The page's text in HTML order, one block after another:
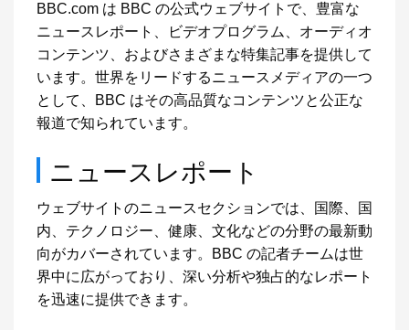
BBC.com は BBC の公式ウェブサイトで、豊富な
ニュースレポート、ビデオプログラム、オーディオ
コンテンツ、およびさまざまな特集記事を提供して
います。世界をリードするニュースメディアの一つ
として、BBC はその高品質なコンテンツと公正な
報道で知られています。
ニュースレポート
ウェブサイトのニュースセクションでは、国際、国
内、テクノロジー、健康、文化などの分野の最新動
向がカバーされています。BBC の記者チームは世
界中に広がっており、深い分析や独占的なレポート
を迅速に提供できます。